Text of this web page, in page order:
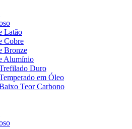
Latão
Cobre
Bronze
Alumínio
Duro
em Óleo
Teor Carbono